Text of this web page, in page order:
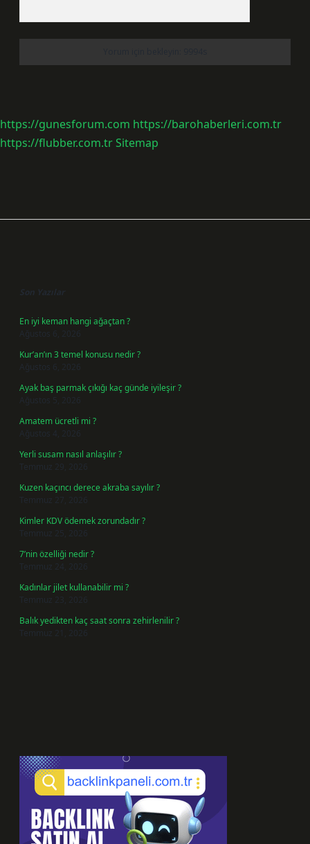
https://gunesforum.com https://barohaberleri.com.tr
https://flubber.com.trSitemap
Son Yazılar
En iyi keman hangi ağaçtan ?
Ağustos 6, 2026
Kur’an’ın 3 temel konusu nedir ?
Ağustos 6, 2026
Ayak baş parmak çıkığı kaç günde iyileşir ?
Ağustos 5, 2026
Amatem ücretli mi ?
Ağustos 4, 2026
Yerli susam nasıl anlaşılır ?
Temmuz 29, 2026
Kuzen kaçıncı derece akraba sayılır ?
Temmuz 27, 2026
Kimler KDV ödemek zorundadır ?
Temmuz 25, 2026
7’nin özelliği nedir ?
Temmuz 24, 2026
Kadınlar jilet kullanabilir mi ?
Temmuz 23, 2026
Balık yedikten kaç saat sonra zehirlenilir ?
Temmuz 21, 2026